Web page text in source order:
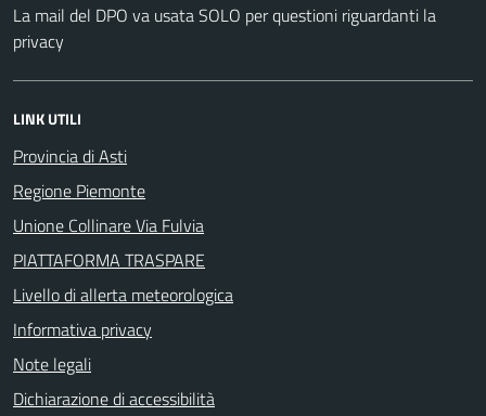
La mail del DPO va usata SOLO per questioni riguardanti la
privacy
LINK UTILI
Provincia di Asti
Regione Piemonte
Unione Collinare Via Fulvia
PIATTAFORMA TRASPARE
Livello di allerta meteorologica
Informativa privacy
Note legali
Dichiarazione di accessibilità